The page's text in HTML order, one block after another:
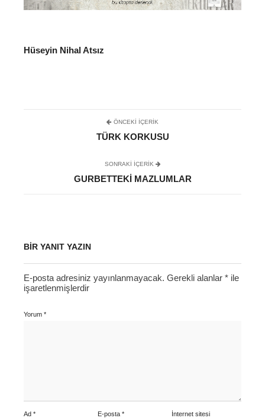
Hüseyin Nihal Atsız
ÖNCEKI İÇERIK
TÜRK KORKUSU
SONRAKI IÇERIK
GURBETTEKI MAZLUMLAR
BIR YANIT YAZIN
E-posta adresiniz yayınlanmayacak. Gerekli alanlar * ile
işaretlenmişlerdir
Yorum *
Ad * E-posta* İnternet sitesi